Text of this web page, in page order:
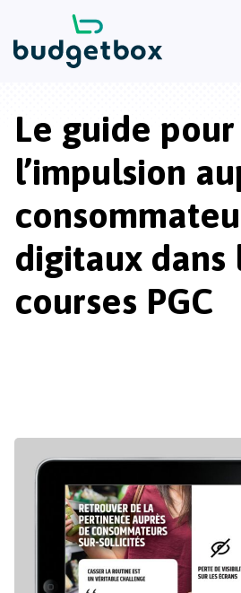
Le guide
l’impulsion
digitaux dans
courses PGC